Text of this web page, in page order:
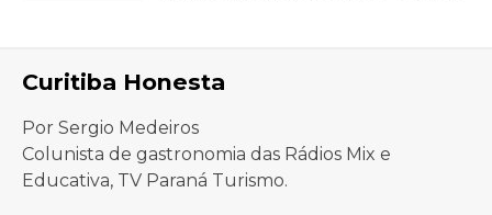
Curitiba Honesta
Por Sergio Medeiros
Colunista de gastronomia das Rádios Mix e
Educativa, TV Paraná Turismo.